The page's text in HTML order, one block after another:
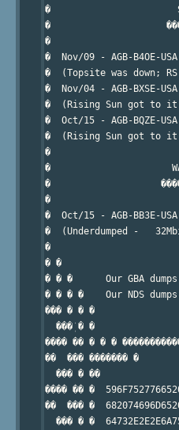
�
�
�
�  Nov/09 - AGB-B4OE-
�  (Topsite was
�  Nov/04 - AGB-BXSE-
�  (Rising Sun got to
�  Oct/15 - AGB-BQZE-
�  (Rising Sun got to
�
�
�
�
�  Oct/15 - AGB-BB3E-
�  (Underdumped -
�
� �
� � �      Our GBA
� � � �    Our NDS
��� � � �
� � �����
���� �� � � �
� �����ܲ ���  ��
��� � ��
���� �� �
��  ��� �
��� � �